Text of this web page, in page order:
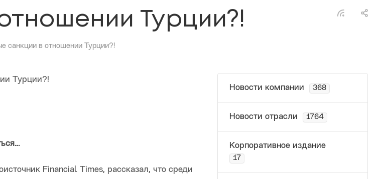
Турции?!
санкции в отношении Турции?!
Financial Times, рассказал, что среди
Новости компании 368
Новости отрасли 1764
Корпоративное издание
17